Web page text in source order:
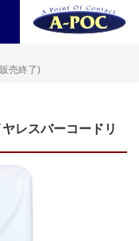
売終了)
レスバーコードリ